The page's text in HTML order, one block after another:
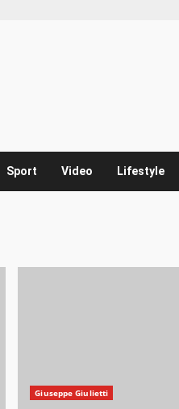
Sport Video Lifestyle
Giuseppe Giulietti